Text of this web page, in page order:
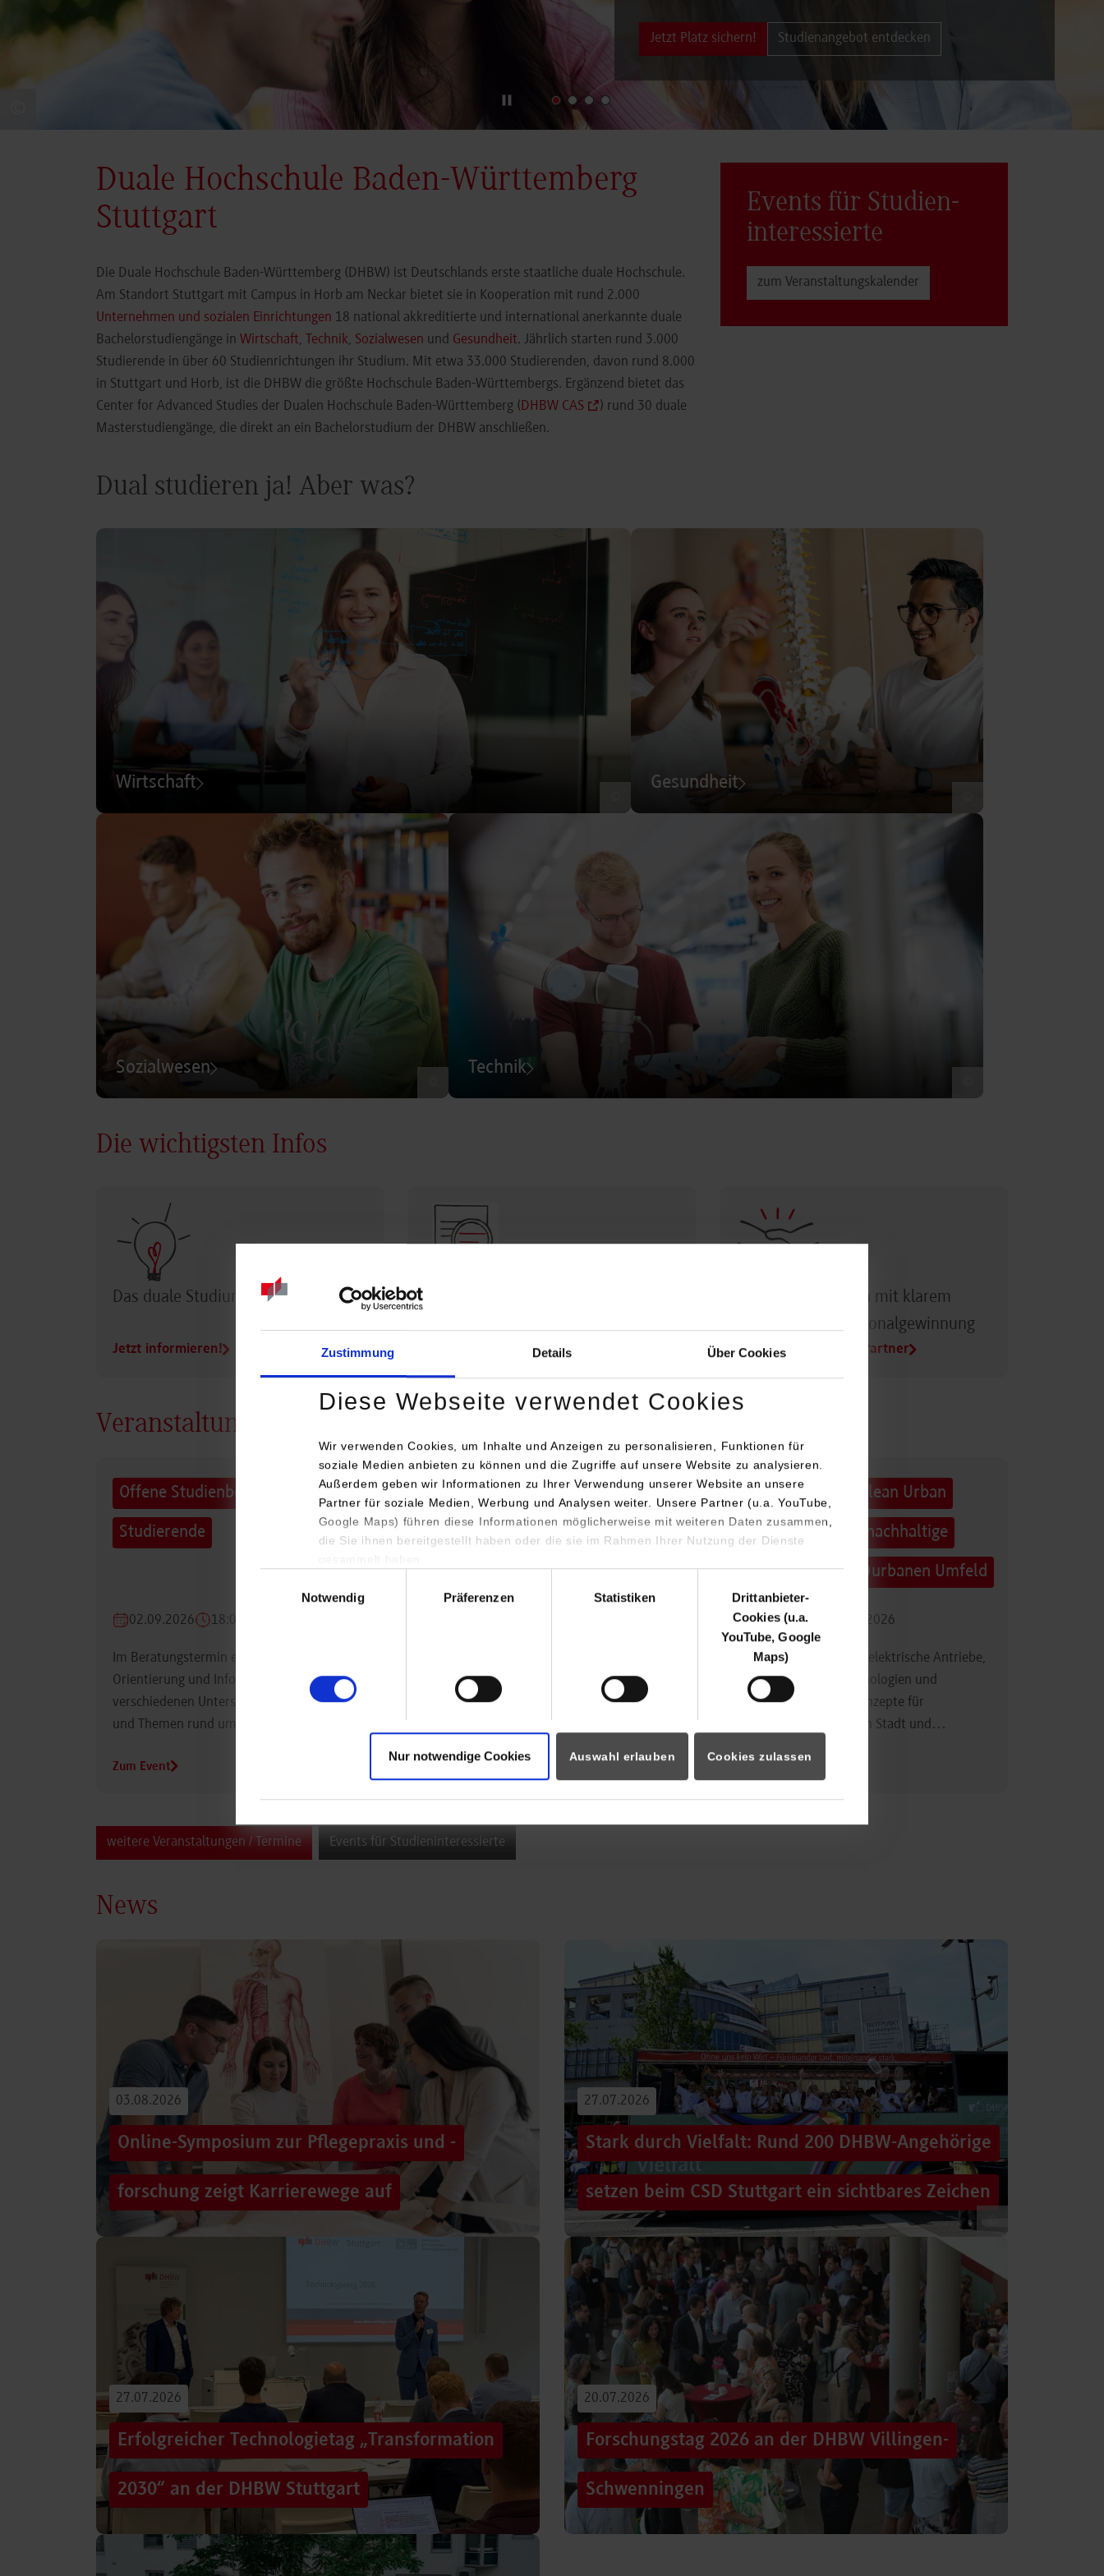
Zustimmung Details Über Cookies
Diese Webseite verwendet Cookies
Wir verwenden Cookies, um Inhalte und Anzeigen zu personalisieren, Funktionen für
soziale Medien anbieten zu können und die Zugriffe auf unsere Website zu analysieren.
Außerdem geben wir Informationen zu Ihrer Verwendung unserer Website an unsere
Partner für soziale Medien, Werbung und Analysen weiter. Unsere Partner (u.a. YouTube,
Google Maps) führen diese Informationen möglicherweise mit weiteren Daten zusammen,
die Sie ihnen bereitgestellt haben oder die sie im Rahmen Ihrer Nutzung der Dienste
Notwendig
Präferenzen Statistiken
Drittanbieter-
Cookies (u.a.
YouTube, Google
Maps)
Nur notwendige Cookies Auswahl erlauben Cookies zulassen
Jetzt Platz sichern! Studienangebot entdecken
Duale Hochschule Baden-Württemberg
Stuttgart
Die Duale Hochschule Baden-Württemberg (DHBW) ist Deutschlands erste staatliche duale Hochschule.
Am Standort Stuttgart mit Campus in Horb am Neckar bietet sie in Kooperation mit rund 2.000
Unternehmen und sozialen Einrichtungen 18 national akkreditierte und international anerkannte duale
Bachelorstudiengänge in Wirtschaft, Technik, Sozialwesen und Gesundheit. Jährlich starten rund 3.000
Studierende in über 60 Studienrichtungen ihr Studium. Mit etwa 33.000 Studierenden, davon rund 8.000
in Stuttgart und Horb, ist die DHBW die größte Hochschule Baden-Württembergs. Ergänzend bietet das
Center for Advanced Studies der Dualen Hochschule Baden-Württemberg (DHBW CAS
) rund 30 duale
Masterstudiengänge, die direkt an ein Bachelorstudium der DHBW anschließen.
Events für Studien­
interessierte
zum Veranstaltungs­kalender
Dual studieren ja! Aber was?
Wirtschaft Gesundheit
Sozialwesen Technik
Die wichtigsten Infos
Das duale Studium im Überblick
Jetzt informieren! Profil der DHBW Stuttgart
Dualer Partner sein mit klarem
Vorteil bei der Personalgewinnung
Alle Infos für Duale Partner
Veranstaltungen
Offene Studienberatung für
Studierende
02.09.2026 18:00 Uhr
Im Beratungstermin erhalten Studierende
Orientierung und Informationen zu
verschiedenen Unterstützungsmöglichkeiten
und Themen rund um das Studium.
Zum Event
INDIS-Infoveranstaltung für
Studierende
Studierende
Zum Event
Technologietag: Clean Urban
Transportation – nachhaltige
Mobilität im (sub)urbanen Umfeld
16.09.2026 - 17.09.2026
Im Mittelpunkt stehen elektrische Antriebe,
moderne Batterietechnologien und
innovative Fahrzeugkonzepte für
nachhaltige Mobilität in Stadt und…
weitere Veranstaltungen / Termine Events für Studieninteressierte
News
03.08.2026
Online-Symposium zur Pflegepraxis und -
forschung zeigt Karrierewege auf
Von der Promotion in Australien über die Weiterentwicklung
Führungsaufgaben – Drei…
Beitrag lesen
27.07.2026
Stark durch Vielfalt: Rund 200 DHBW-Angehörige
setzen beim CSD Stuttgart ein sichtbares Zeichen
Hunderttausende Menschen säumten am Samstag die Straßen der
Stuttgarter Innenstadt. Mitten im farbenfrohen Zug: ein eigener DHBW-
Truck, eine große…
Beitrag lesen
27.07.2026
Erfolgreicher Technologietag „Transformation
2030“ an der DHBW Stuttgart
Wie gelingt Transformation in einer Zeit, in der sich Technologien, Märkte
und gesellschaftliche Rahmenbedingungen immer schneller verändern?
Genau…
20.07.2026
Forschungstag 2026 an der DHBW Villingen-
Schwenningen
Grenzen überschreiten – und dennoch eine Verbindung schaffen, mit